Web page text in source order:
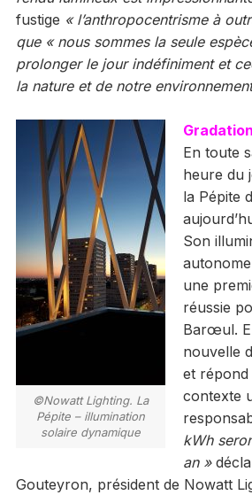
fustige « l’anthropocentrisme à
que « nous sommes la seule
prolonger le jour indéfiniment et
la nature et de notre
©Nowatt Lighting. La
Pépite – illumination
solaire dynamique
En toute
heure du
la Pépite
Son
une
réussie
Barœul.
nouvelle
et
contexte
kWh
an »
Gouteyron, président de Nowatt